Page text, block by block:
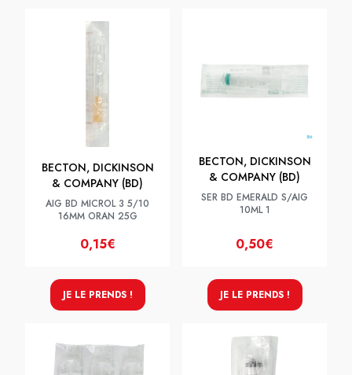
BECTON, DICKINSON
& COMPANY (BD)
AIG BD MICROL 3 5/10
16MM ORAN 25G
0,15€
JE LE PRENDS !
BECTON, DICKINSON
& COMPANY (BD)
SER BD EMERALD S/AIG
10ML 1
0,50€
JE LE PRENDS !